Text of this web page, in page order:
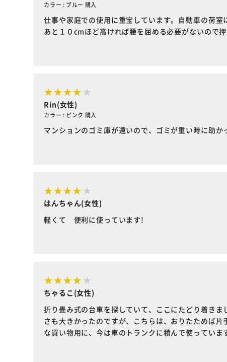
カラー : ブルー 購入
仕事や家庭での使用に重宝しています。自動車の荷
あと１０cmほど高ければ腰を屈める必要がないので押
Rin(女性)
カラー : ピンク 購入
マンションのゴミ庫が遠いので、ゴミが重い時に助
はんちゃん(女性)
軽くて 便利に使っています!
ちゃるこ(女性)
折り畳み式の台車を探していて、ここにたどり着き
さも大きかったのですが、こちらは、おりたためば
な買い物用に、今は車のトランクに積んで使っていま